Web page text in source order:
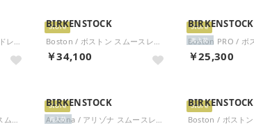
Store
BIRKENSTOCK
￥34,100
Store
BIRKENSTOCK
￥25,300
再入荷
Tokio PRO / トキオ PRO スムースレザー 【ナロー幅】 UNISEX （ホワイト）
Store
BIRKENSTOCK
Arizona / アリゾナ スムースレザー 【ナロー幅】 UNISEX （ホワイト）
再入荷
Store
BIRKENSTOCK